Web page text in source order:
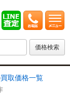
取価格一覧